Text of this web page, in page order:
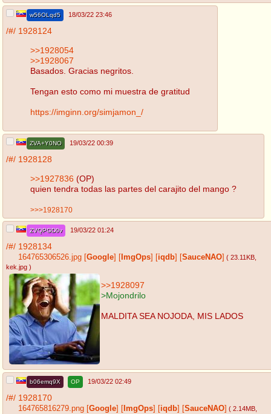
w56OLqd5 18/03/22 23:46
/#/ 1928124
>>1928054
>>1928067
Basados. Gracias negritos.
Tengan esto como mi muestra de gratitud
https://imginn.org/simjamon_/
ZVA+Y0NO 19/03/22 00:39
/#/ 1928128
>>1927836 (OP)
quien tendra todas las partes del carajito del mango ?
>>>1928170
ZVQPGD0v 19/03/22 01:24
/#/ 1928134
164765306526.jpg Google ImgOps iqdb SauceNAO ( 23.11KB
kek.jpg )
>>1928097
>Mojondrilo
MALDITA SEA NOJODA, MIS LADOS
b06emq9X OP 19/03/22 02:49
/#/ 1928170
164765816279.png Google ImgOps iqdb SauceNAO ( 2.14MB